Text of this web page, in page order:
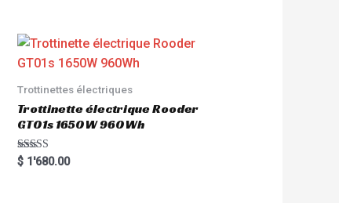
Trottinettes électriques
Trottinette électrique Rooder
GT01s 1650W 960Wh
Rated
5.00
$1'680.00